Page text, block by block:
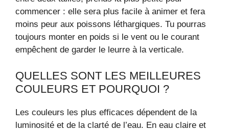
commencer : elle sera plus facile à animer et fera
moins peur aux poissons léthargiques. Tu pourras
toujours monter en poids si le vent ou le courant
empêchent de garder le leurre à la verticale.
QUELLES SONT LES MEILLEURES
COULEURS ET POURQUOI ?
Les couleurs les plus efficaces dépendent de la
luminosité et de la clarté de l’eau. En eau claire et